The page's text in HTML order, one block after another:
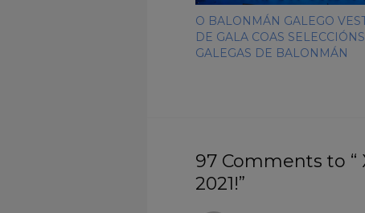
O BALONMÁN GALEGO
DE GALA COAS SELECCIÓNS
GALEGAS DE BALONMÁN
97 Comments to “
2021!”